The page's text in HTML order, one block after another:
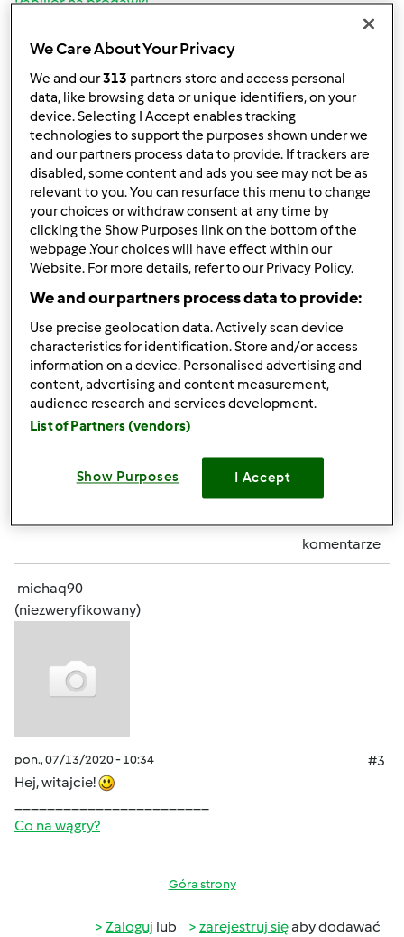
Góra strony
Zalogujlub zarejestruj sięaby dodawać
komentarze
toniarow
(niezweryfikowany)
pt., 07/24/2020 - 05:25
Cześć!
__________________
http://twojarownowaga.pl
Góra strony
komentarze
michaq90
(niezweryfikowany)
pon., 07/13/2020 - 10:34
#3
Hej, witajcie!
Co na wągry?
Góra strony
Zaloguj lub zarejestruj sięaby dodawać
We Care About Your Privacy
We and our313 partners store and access personal
data, like browsing data or unique identifiers, on your
device. Selecting I Accept enables tracking
technologies to support the purposes shown under we
and our partners process data to provide. If trackers are
disabled, some content and ads you see may not be as
relevant to you. You can resurface this menu to change
your choices or withdraw consent at any time by
clicking the Show Purposes link on the bottom of the
webpage .Your choices will have effect within our
Website. For more details, refer to our Privacy Policy.
We and our partners process data to provide:
Use precise geolocation data. Actively scan device
characteristics for identification. Store and/or access
information on a device. Personalised advertising and
content, advertising and content measurement,
audience research and services development.
List of Partners (vendors)
Show Purposes I Accept